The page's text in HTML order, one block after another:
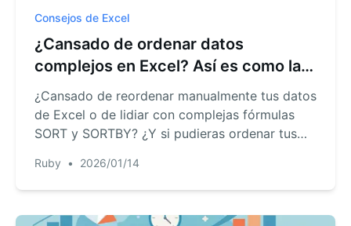
Consejos de Excel
¿Cansado de ordenar datos
complejos en Excel? Así es como la
IA lo hace en segundos.
¿Cansado de reordenar manualmente tus datos
de Excel o de lidiar con complejas fórmulas
SORT y SORTBY? ¿Y si pudieras ordenar tus
cómo una IA de Excel puede automatizar el
ordenamiento en segundos.
Ruby • 2026/01/14